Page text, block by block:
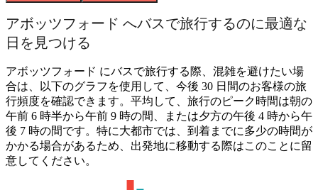
アボッツフォード へバスで旅行するのに最適な
日を見つける
アボッツフォード にバスで旅行する際、混雑を避けたい場
合は、以下のグラフを使用して、今後 30 日間のお客様の旅
行頻度を確認できます。平均して、旅行のピーク時間は朝の
午前 6 時半から午前 9 時の間、または夕方の午後 4 時から午
後 7 時の間です。特に大都市では、到着までに多少の時間が
かかる場合があるため、出発地に移動する際はこのことに留
意してください。